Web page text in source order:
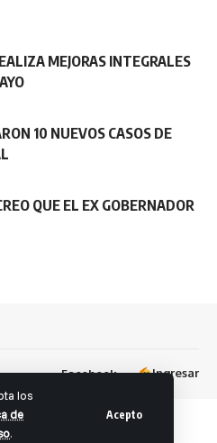
los
de
.
Acepto
MEJORAS INTEGRALES
10 NUEVOS CASOS DE
QUE EL EX GOBERNADOR
Facebook Ingresar